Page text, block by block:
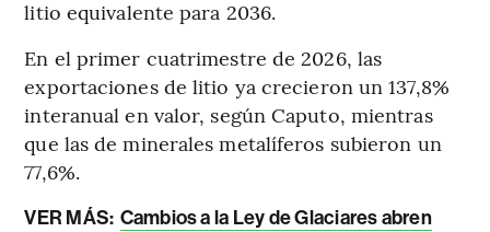
litio equivalente para 2036.
En el primer cuatrimestre de 2026, las
exportaciones de litio ya crecieron un 137,8%
interanual en valor, según Caputo, mientras
que las de minerales metalíferos subieron un
77,6%.
VER MÁS: Cambios a la Ley de Glaciares abren